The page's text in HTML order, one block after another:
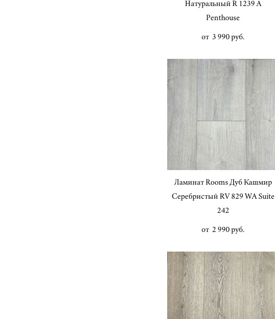
Натуральный R 1239 A
Penthouse
от 3 990 pуб.
Ламинат Rooms Дуб Кашмир
Серебристый RV 829 WA Suite
242
от 2 990 pуб.